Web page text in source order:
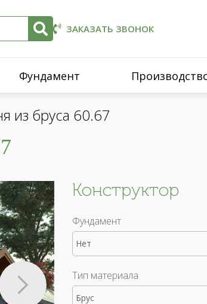
ЗАКАЗАТЬ ЗВОНОК
Фундамент
из бруса 60.67
Конструктор
Фундамент
Нет
Тип материала
Брус